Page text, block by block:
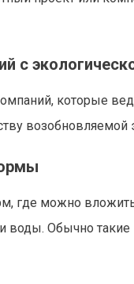
с
которые
возобновляемой
где можно
воды. Обычно